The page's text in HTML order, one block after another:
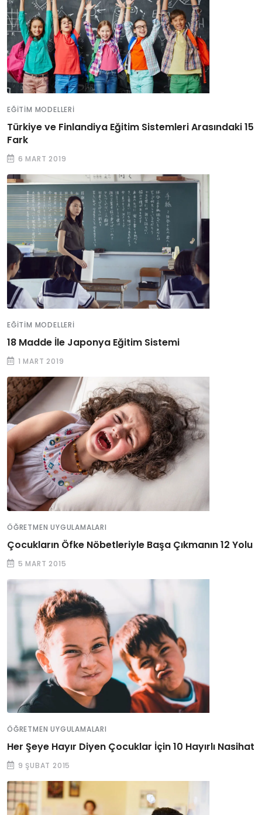
EĞITIM MODELLERI
Türkiye ve Finlandiya Eğitim Sistemleri Arasındaki 15
Fark
6 MART 2019
EĞITIM MODELLERI
18 Madde İle Japonya Eğitim Sistemi
1 MART 2019
ÖĞRETMEN UYGULAMALARI
Çocukların Öfke Nöbetleriyle Başa Çıkmanın 12 Yolu
5 MART 2015
ÖĞRETMEN UYGULAMALARI
Her Şeye Hayır Diyen Çocuklar İçin 10 Hayırlı Nasihat
9 ŞUBAT 2015